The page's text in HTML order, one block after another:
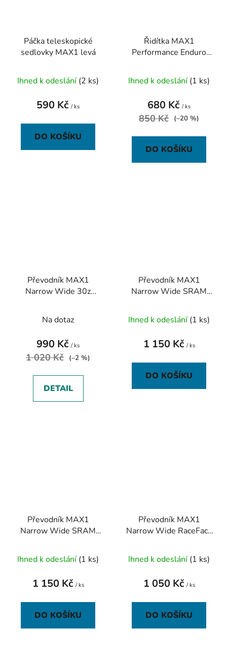
Páčka teleskopické
sedlovky MAX1 levá
Ihned k odeslání (2 ks)
590 Kč / ks
DO KOŠÍKU
Řidítka MAX1
Performance Enduro
Ihned k odeslání (1 ks)
680 Kč / ks
850 Kč (–20 %)
DO KOŠÍKU
Převodník MAX1
Narrow Wide 30z
Na dotaz
990 Kč / ks
1 020 Kč (–2 %)
DETAIL
Převodník MAX1
Narrow Wide SRAM
Ihned k odeslání (1 ks)
1 150 Kč / ks
DO KOŠÍKU
Převodník MAX1
Narrow Wide SRAM
Ihned k odeslání (1 ks)
1 150 Kč / ks
DO KOŠÍKU
Převodník MAX1
Narrow Wide RaceFace
Ihned k odeslání (1 ks)
1 050 Kč / ks
DO KOŠÍKU